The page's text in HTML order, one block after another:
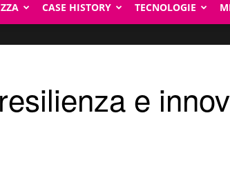
CASE HISTORY TECNOLOGIE
e